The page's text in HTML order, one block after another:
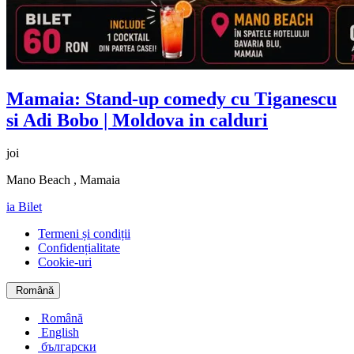
Mamaia: Stand-up comedy cu Tiganescu
si Adi Bobo | Moldova in calduri
joi
Mano Beach , Mamaia
ia Bilet
Termeni și condiții
Confidențialitate
Cookie-uri
Română
Română
English
български